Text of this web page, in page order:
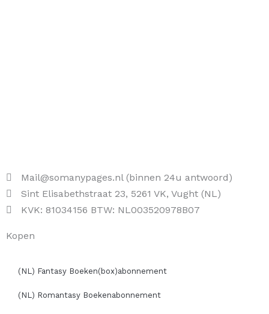
Mail@somanypages.nl (binnen 24u antwoord)
Sint Elisabethstraat 23, 5261 VK, Vught (NL)
KVK: 81034156 BTW: NL003520978B07
Kopen
(NL) Fantasy Boeken(box)abonnement
(NL) Romantasy Boekenabonnement